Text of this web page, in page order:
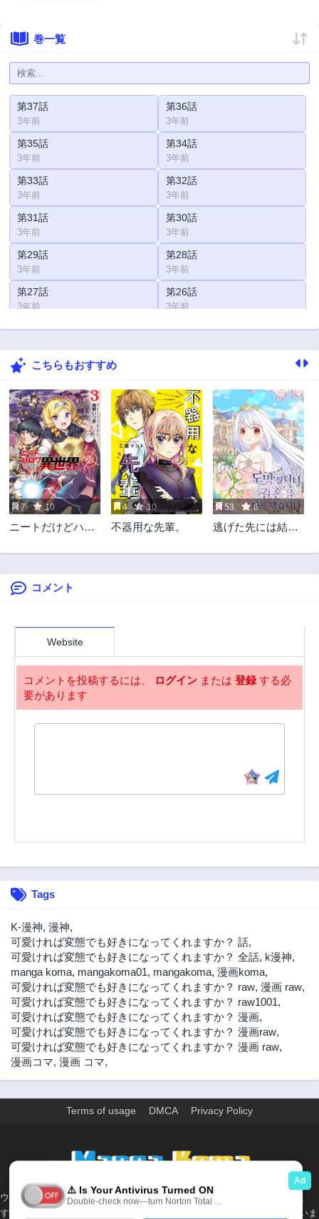
巻一覧
第37話
3年前
第36話
3年前
第35話
3年前
第34話
3年前
第33話
3年前
第32話
3年前
第31話
3年前
第30話
3年前
第29話
3年前
第28話
3年前
第27話
3年前
第26話
3年前
第25話 第24話
第23話
第19話
3年前
第18話
3年前
第17話
3年前
第16話
3年前
第15話
3年前
第14話
3年前
第13話
3年前
第12話
3年前
第11話 第10話
第9話
第7話
3年前 3年前
第4.2話
こちらもおすすめ
7 10
ニートだけどハロ
界につれてかれた
4 10
不器用な先輩。
53 6
逃げた先には結婚
コメント
Website
コメントを投稿するには、 ログイン または 登録する必
要があります
Tags
K-漫神, 漫神,
可愛ければ変態でも好きになってくれますか？ 話,
可愛ければ変態でも好きになってくれますか？ 全話, k漫神,
manga koma, mangakoma01, mangakoma, 漫画koma,
可愛ければ変態でも好きになってくれますか？ raw, 漫画 raw,
可愛ければ変態でも好きになってくれますか？ raw1001,
可愛ければ変態でも好きになってくれますか？ 漫画,
可愛ければ変態でも好きになってくれますか？ 漫画raw,
可愛ければ変態でも好きになってくれますか？ 漫画 raw,
漫画コマ, 漫画 コマ,
Terms of usage DMCA Privacy Policy
>
ウェブサイト上のすべての情報と画像は、インターネット上で収集されま
す。 このウェブサイトの情報については、所有していないか、責任を負いま